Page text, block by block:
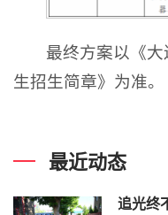
最终方案以《
生招生简章》为准。
最近动态
追光终